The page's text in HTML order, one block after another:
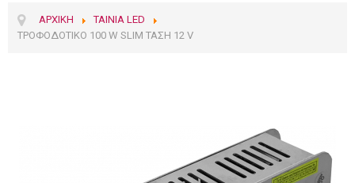
ΑΡΧΙΚΉ
ΤΑΙΝΊΑ LED
ΤΡΟΦΟΔΟΤΙΚΌ 100 W SLIM ΤΆΣΗ 12 V